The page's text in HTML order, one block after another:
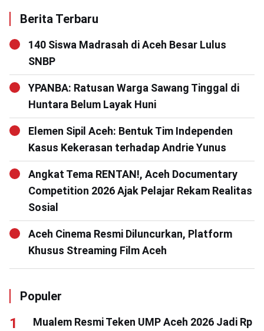
Berita Terbaru
140 Siswa Madrasah di Aceh Besar Lulus
SNBP
YPANBA: Ratusan Warga Sawang Tinggal di
Huntara Belum Layak Huni
Elemen Sipil Aceh: Bentuk Tim Independen
Kasus Kekerasan terhadap Andrie Yunus
Angkat Tema RENTAN!, Aceh Documentary
Competition 2026 Ajak Pelajar Rekam Realitas
Sosial
Aceh Cinema Resmi Diluncurkan, Platform
Khusus Streaming Film Aceh
Populer
Mualem Resmi Teken UMP Aceh 2026 Jadi Rp